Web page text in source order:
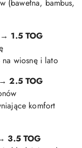
(bawełna, bambus,
1.5 TOG
na wiosnę i lato
2.5 TOG
komfort
3.5 TOG